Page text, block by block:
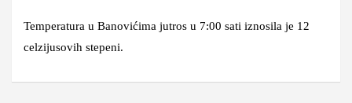
Temperatura u Banovićima jutros u 7:00 sati iznosila je 12
celzijusovih stepeni.